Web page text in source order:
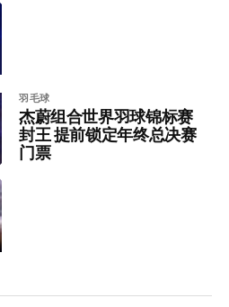
羽毛球
杰蔚组合世界羽球锦标赛
封王 提前锁定年终总决赛
门票